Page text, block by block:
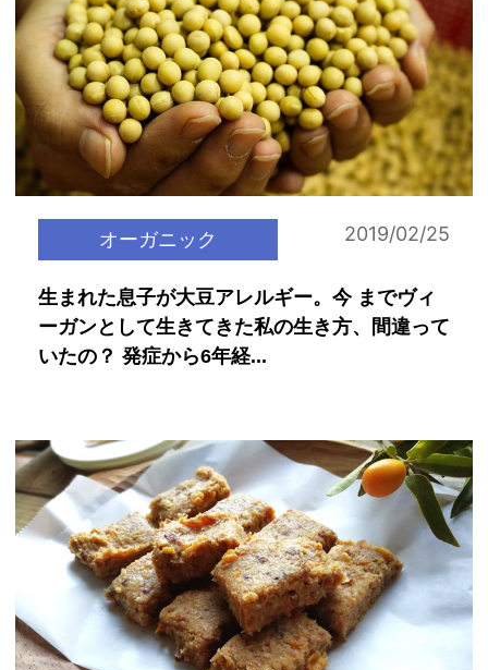
オーガニック 2019/02/25
生まれた息子が大豆アレルギー。今 までヴィ
ーガンとして生きてきた私の生き方、間違って
いたの？ 発症から6年経...